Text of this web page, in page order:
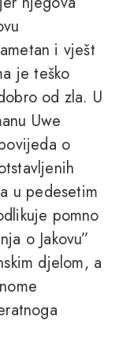
i vješt
je teško
od zla. U
Uwe
o
u pedesetim
pomno
o Jakovu”
djelom, a